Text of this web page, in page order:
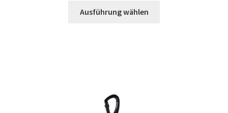
Ausführung wählen